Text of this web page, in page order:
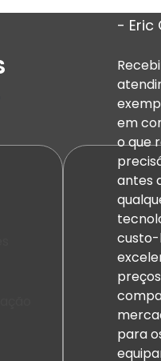
Se você
FI, aqui
- Eric
em
o que
antes
preços
para